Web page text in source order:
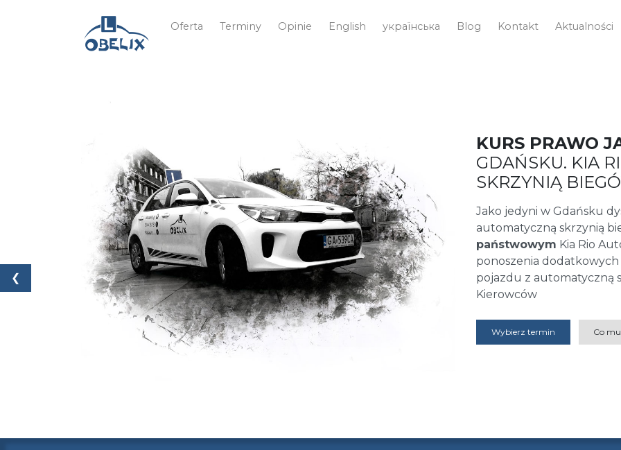
Oferta Terminy Opinie English українська Blog Kontakt Aktualności
KURS PRAWO
GDAŃSKU. KIA
SKRZYNIĄ
Jako jedyni w Gdańsku
automatyczną skrzynią
państwowym Kia Rio
ponoszenia
pojazdu z automatyczną
Kierowców
Wybierz termin Co
❮